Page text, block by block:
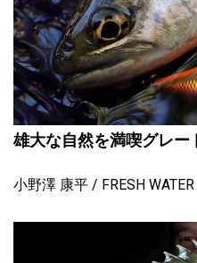
雄大な自然を満喫グレー
小野澤 康平 FRESH WATER